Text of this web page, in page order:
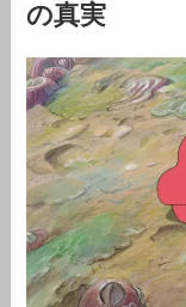
の真実